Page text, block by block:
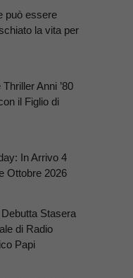
può essere
la vita per
Anni ’80
il Figlio di
In Arrivo 4
Ottobre 2026
Stasera
di Radio
Papi